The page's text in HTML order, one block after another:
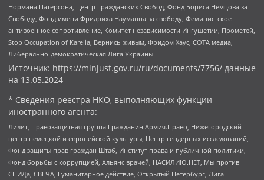
Нормана Патерсона, Центр Гражданских Свобод, Фонд Бориса Немцова за
Свободу, Фонд имени Фридриха Науманна за свободу, Феминистское
антивоенное сопротивление, Комитет независимости Ингушетии, Прометей,
Stop Occupation of Karelia, Вернись живым, Фридом Хаус, СОТА медиа,
Либерально-демократическая Лига Украины
Источник: https://minjust.gov.ru/ru/documents/7756/ данные
на 13.05.2024
* Сведения реестра НКО, выполняющих функции
иностранного агента:
Лилит, Правозащитная группа Гражданин.Армия.Право, Нижегородский
центр немецкой и европейской культуры, Центр гендерных исследований,
Фонд защиты прав граждан Штаб, Институт права и публичной политики,
Фонд борьбы с коррупцией, Альянс врачей, НАСИЛИЮ.НЕТ, Мы против
СПИДа, СВЕЧА, Гуманитарное действие, Открытый Петербург, Лига